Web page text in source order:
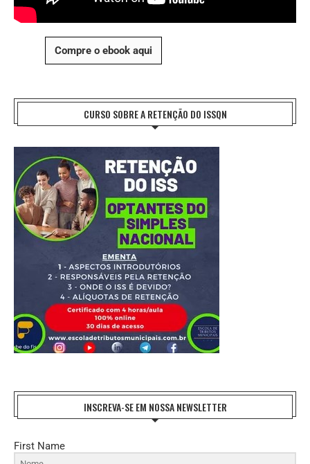
Compre o ebook aqui
CURSO SOBRE A RETENÇÃO DO ISSQN
INSCREVA-SE EM NOSSA NEWSLETTER
First Name